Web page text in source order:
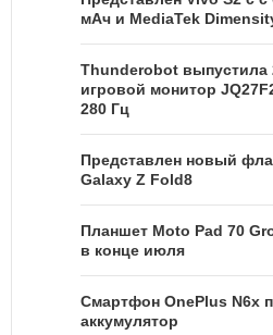
мАч и MediaTek
Thunderobot
игровой монитор
280 Гц
Представлен новый
Galaxy Z Fold8
Планшет Moto Pad 70
в конце июля
Смартфон OnePlus N6x
аккумулятор